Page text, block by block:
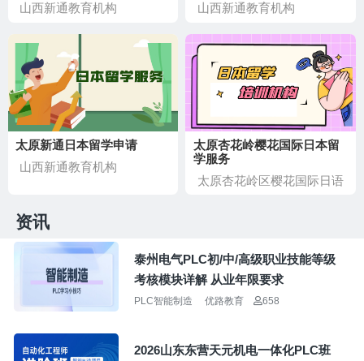
山西新通教育机构 山西新通教育机构
太原新通日本留学申请
山西新通教育机构
太原杏花岭樱花国际日本留
学服务
太原杏花岭区樱花国际日语
资讯
泰州电气PLC初/中/高级职业技能等级
考核模块详解 从业年限要求
PLC智能制造 优路教育 658
2026山东东营天元机电一体化PLC班